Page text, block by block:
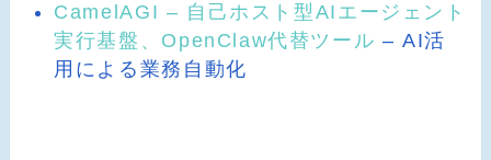
CamelAGI – 自己ホスト型AIエージェント
実行基盤、OpenClaw代替ツール – AI活
用による業務自動化